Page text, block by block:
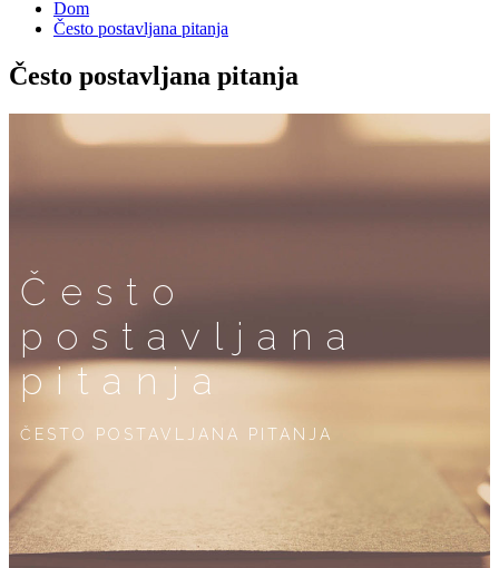
Dom
Često postavljana pitanja
Često postavljana pitanja
Često
postavljana
pitanja
ČESTO POSTAVLJANA PITANJA